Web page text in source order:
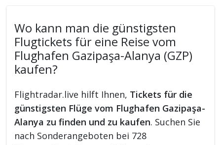
Wo kann man die günstigsten
Flugtickets für eine Reise vom
Flughafen Gazipaşa-Alanya (GZP)
kaufen?
Flightradar.live hilft Ihnen, Tickets für die
günstigsten Flüge vom Flughafen Gazipaşa-
Alanya zu finden und zu kaufen. Suchen Sie
nach Sonderangeboten bei 728